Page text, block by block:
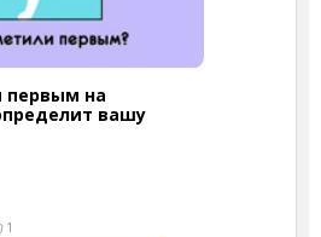
первым на
вашу
1